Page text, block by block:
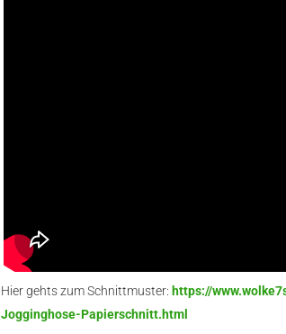
Hier gehts zum Schnittmuster: https://
Jogginghose-Papierschnitt.html